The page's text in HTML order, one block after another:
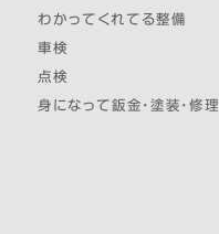
わかってくれてる整備
車検
点検
身になって鈑金・塗装・修理